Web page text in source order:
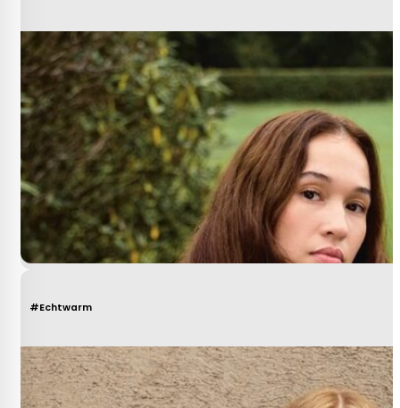
#Echtwarm